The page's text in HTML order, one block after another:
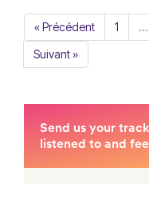
« Précédent 1 …
Suivant »